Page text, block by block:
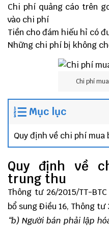
Chi phí quảng cáo trên
vào chi phí
Tiền cho đám hiếu hỉ có
Những chi phí bị không
Chi phí
Mục lục
Quy định về chi phí
Quy định về
trung thu
Thông tư 26/2015/TT-BTC
bổ sung Điều 16, Thông tư
“b) Người bán phải lập